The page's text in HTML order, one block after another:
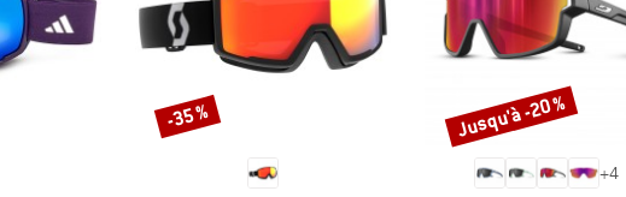
Remise
-35 %
+4
Remise
Jusqu'à -20 %